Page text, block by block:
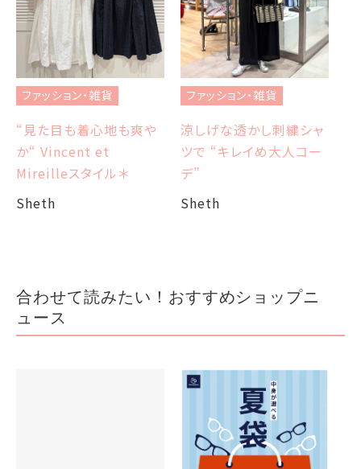
ファッション・雑貨
“見た目も着心地も爽や
か“ Vincent et
Mireilleスタイル＊
Sheth
ファッション・雑貨
涼しげな透かし刺繍シャ
ツで “キレイめ大人コー
デ”
Sheth
合わせて読みたい！おすすめショップニ
ュース